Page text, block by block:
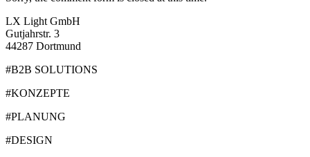
LX Light GmbH
Gutjahrstr. 3
44287 Dortmund
#B2B SOLUTIONS
#KONZEPTE
#PLANUNG
#DESIGN